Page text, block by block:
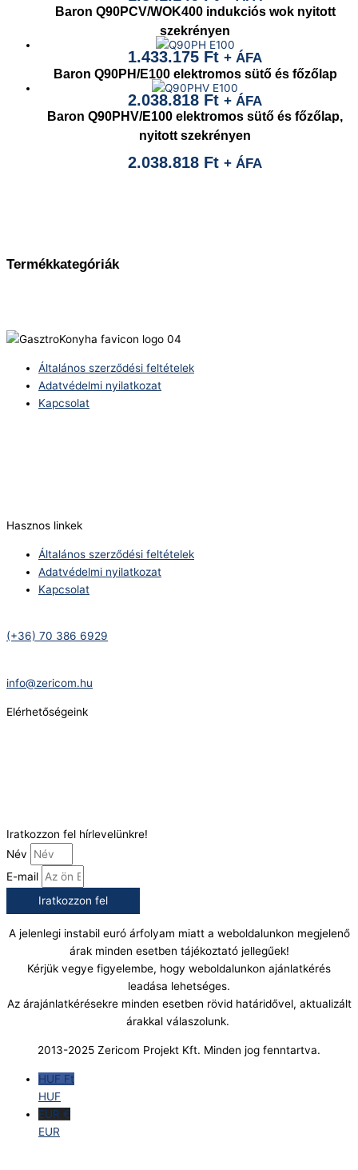
Termékkategóriák
Baron Q90PCV/WOK400 indukciós wok nyitott
szekrényen
1.433.175 Ft + ÁFA
Baron Q90PH/E100 elektromos sütő és főzőlap
2.038.818 Ft + ÁFA
Baron Q90PHV/E100 elektromos sütő és főzőlap,
nyitott szekrényen
2.038.818 Ft + ÁFA
Általános szerződési feltételek
Adatvédelmi nyilatkozat
Kapcsolat
Hasznos linkek
Általános szerződési feltételek
Adatvédelmi nyilatkozat
Kapcsolat
(+36) 70 386 6929
info@zericom.hu
Elérhetőségeink
Iratkozzon fel hírlevelünkre!
Név
E-mail
Iratkozzon fel
A jelenlegi instabil euró árfolyam miatt a weboldalunkon megjelenő
árak minden esetben tájékoztató jellegűek!
Kérjük vegye figyelembe, hogy weboldalunkon ajánlatkérés
leadása lehetséges.
Az árajánlatkérésekre minden esetben rövid határidővel, aktualizált
árakkal válaszolunk.
2013-2025 Zericom Projekt Kft. Minden jog fenntartva.
HUF Ft
HUF
EUR €
EUR